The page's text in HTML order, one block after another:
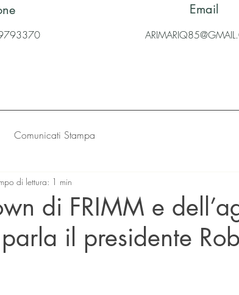
Email
Comunicati Stampa
di FRIMM e
il presidente
di lettura: 1 min